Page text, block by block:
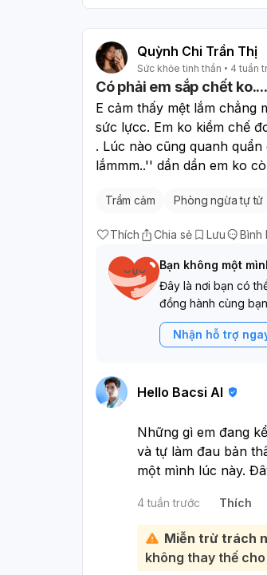
nghĩ làm hại bản
cấp cứu ngay.
Em không cần tự
thiết.
Quỳnh Chi Trần Thị
Sức khỏe tinh thần 4 tuần
Có phải em sắp chết
E cảm thấy mệt lắm chẳng
sức lựcc. Em ko kiềm chế
. Lúc nào cũng quanh
lắmmm..'' dần dần em ko
Trầm cảm Phòng ngừa tự tử
Thích Chia sẻ Lưu Bình
Bạn không một
Đây là nơi bạn có
đồng hành cùng
Nhận hỗ trợ
Hello Bacsi AI
Những gì em đang
và tự làm đau bản
một mình lúc này.
càng tốt. Nếu em
cứu 115 hoặc nhờ
Hãy báo ngay cho
thể dùng để tự làm
4 tuần trước Thích
Miễn trừ trách
không thay thế